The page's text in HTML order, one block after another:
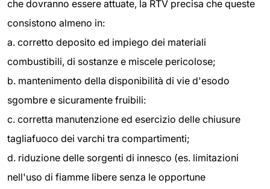
che dovranno essere attuate, la RTV precisa che queste
consistono almeno in:
a. corretto deposito ed impiego dei materiali
combustibili, di sostanze e miscele pericolose;
b. mantenimento della disponibilità di vie d'esodo
sgombre e sicuramente fruibili:
c. corretta manutenzione ed esercizio delle chiusure
tagliafuoco dei varchi tra compartimenti;
d. riduzione delle sorgenti di innesco (es. limitazioni
nell'uso di fiamme libere senza le opportune